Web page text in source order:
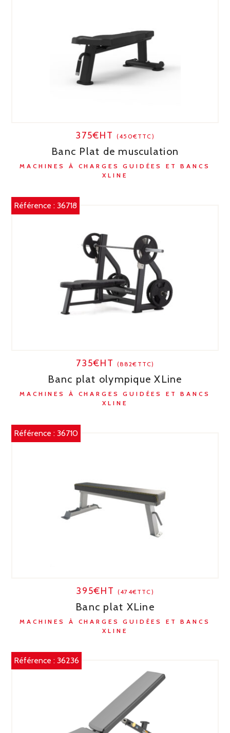
375€HT(450€TTC)
Banc Plat de musculation
MACHINES À CHARGES GUIDÉES ET BANCS
XLINE
Référence :36718
735€HT (882€TTC)
Banc plat olympique XLine
MACHINES À CHARGES GUIDÉES ET BANCS
XLINE
Référence :36710
395€HT(474€TTC)
Banc plat XLine
MACHINES À CHARGES GUIDÉES ET BANCS
XLINE
Référence :36236